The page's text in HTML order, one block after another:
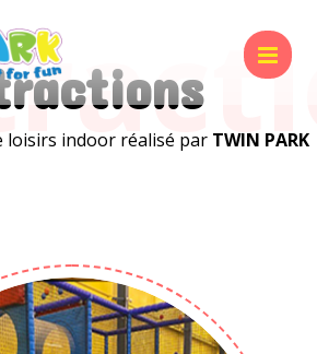
loisirs indoor réalisé par TWIN PARK